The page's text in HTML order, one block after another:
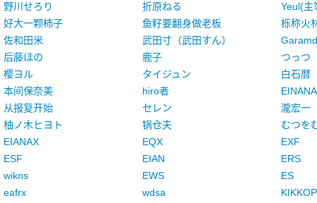
野川せろり
折原ねる
Yeul(主
好大一颗柿子
鱼籽要翻身做老板
栎称火
佐和田米
武田寸（武田すん）
后藤ほの
鹿子
つっつ
樱ヨル
タイジュン
白石暦
本间保奈美
hiro者
EINANA
从报复开始
セレン
瀧宏一
柚ノ木ヒヨト
锅仓夫
むつを
EIANAX
EQX
EXF
ESF
EIAN
ERS
wikns
EWS
ES
eafrx
wdsa
KIKKOP